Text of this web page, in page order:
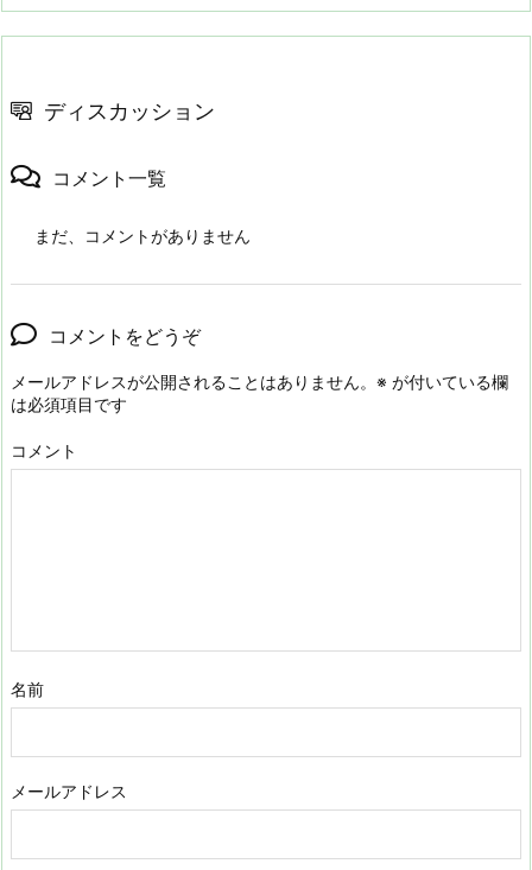
ディスカッション
コメント一覧
まだ、コメントがありません
コメントをどうぞ
メールアドレスが公開されることはありません。 ※ が付いている欄
は必須項目です
コメント
名前
メールアドレス